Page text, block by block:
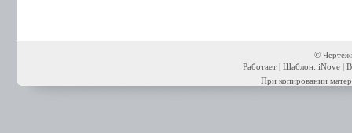
©
Работает | Шаблон: iNove |
При копировании